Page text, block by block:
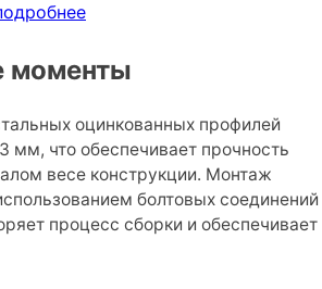
моменты
оцинкованных профилей
мм, что обеспечивает прочность
весе конструкции. Монтаж
болтовых соединений
процесс сборки и обеспечивает